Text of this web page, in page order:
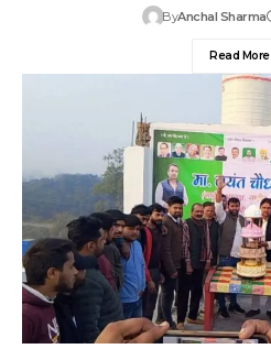
ByAnchal Sharma
Read More